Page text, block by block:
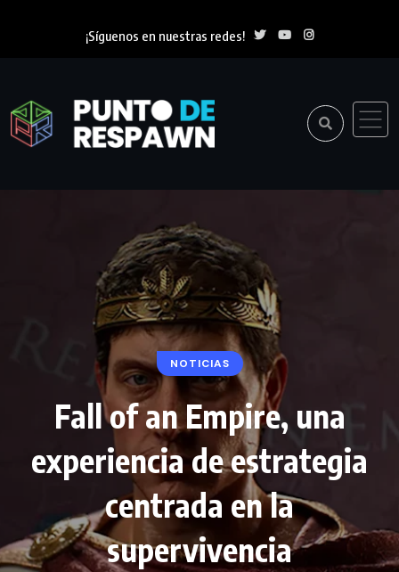
¡Síguenos en nuestras redes!
NOTICIAS
Fall of an Empire, una
experiencia de estrategia
centrada en la
supervivencia